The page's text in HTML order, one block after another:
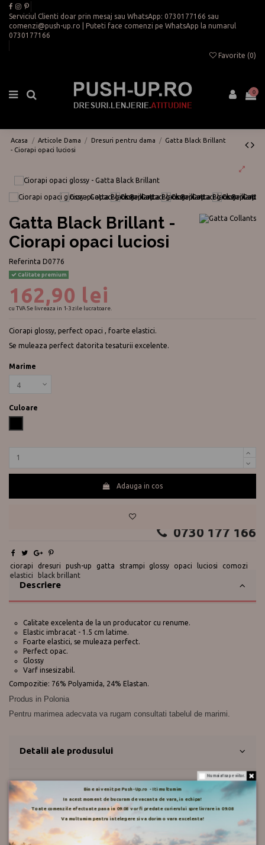
Serviciul Clienti doar prin mesaj sau WhatsApp: 0730177166 sau
comenzi@push-up.ro | Puteti face comenzi pe WhatsApp la numarul
0730177166
Favorite (0)
0
Acasa Articole Dama Dresuri pentru dama
Gatta Black Brillant
- Ciorapi opaci luciosi
Gatta Black Brillant -
Ciorapi opaci luciosi
Referinta D0776
Calitate premium
162,90 lei
cu TVASe livreaza in 1-3 zile lucratoare.
Ciorapi glossy, perfect opaci , foarte elastici.
Se muleaza perfect datorita tesaturii excelente.
Marime
Culoare
Adauga in cos
ciorapi dresuri push-up gatta strampi glossy opaci luciosi
comozi
elastici
black brillant
0730 177 166
Descriere
Calitate excelenta de la un producator cu renume.
Elastic imbracat - 1.5 cm latime.
Foarte elastici, se muleaza perfect.
Perfect opac.
Glossy
Varf insesizabil.
Compozitie: 76% Polyamida, 24% Elastan.
Produs in Polonia
Pentru marimea adecvata va rugam consultati tabelul de marimi.
Detalii ale produsului
Despre Gatta Collants
Mod de livrare
Nu mai afisa pe viitor.
Bine ai venit pe Push-Up.ro - Iti multumim
In acest moment de bucuram de vacanta de vara, in echipa!
Toate comenzile efectuate pana in 09.08 vor fi predate curierului spre livrare in 09.08
Va multumim pentru intelegere si va dorim o vara excelenta!